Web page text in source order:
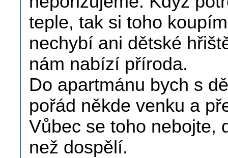
teple, tak si toho
nechybí ani dětské
nám nabízí příroda.
Do apartmánu bych s
pořád někde venku a
Vůbec se toho nebojte,
než dospělí.